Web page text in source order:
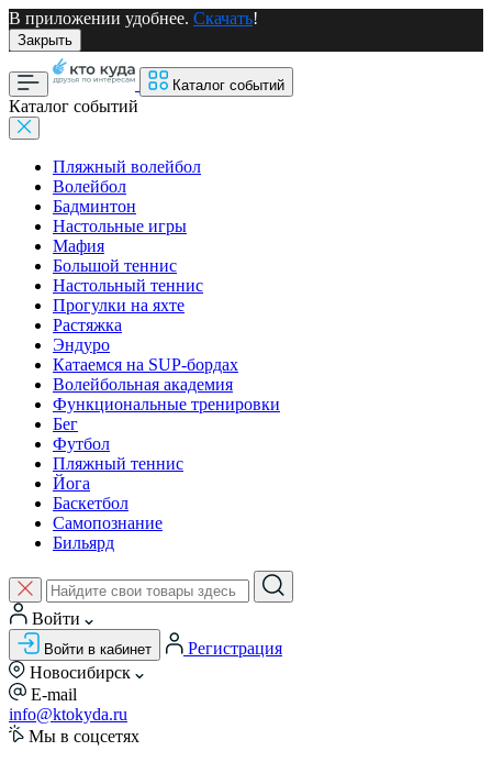
В приложении удобнее. Скачать!
Закрыть
Каталог событий
Каталог событий
Пляжный волейбол
Волейбол
Бадминтон
Настольные игры
Мафия
Большой теннис
Настольный теннис
Прогулки на яхте
Растяжка
Эндуро
Катаемся на SUP-бордах
Волейбольная академия
Функциональные тренировки
Бег
Футбол
Пляжный теннис
Йога
Баскетбол
Самопознание
Бильярд
Войти
Войти в кабинет
Регистрация
Новосибирск
E-mail
info@ktokyda.ru
Мы в соцсетях